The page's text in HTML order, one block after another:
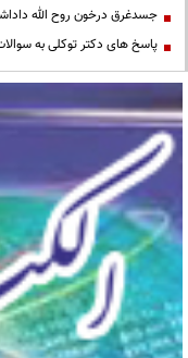
جسدغرق درخون روح الله
پاسخ های دکتر توکلی به